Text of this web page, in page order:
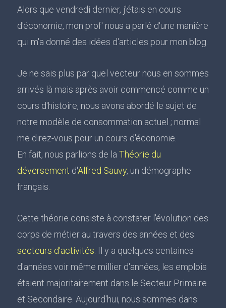
Alors que vendredi dernier, j'étais en cours
d'économie, mon prof' nous a parlé d'une manière
qui m'a donné des idées d'articles pour mon blog.
Je ne sais plus par quel vecteur nous en sommes
arrivés là mais après avoir commencé comme un
cours d'histoire, nous avons abordé le sujet de
notre modèle de consommation actuel ; normal
me direz-vous pour un cours d'économie.
En fait, nous parlions de la Théorie du
déversement d'Alfred Sauvy, un démographe
français.
Cette théorie consiste à constater l'évolution des
corps de métier au travers des années et des
secteurs d'activités . Il y a quelques centaines
d'années voir même millier d'années, les emplois
étaient majoritairement dans le Secteur Primaire
et Secondaire. Aujourd'hui, nous sommes dans